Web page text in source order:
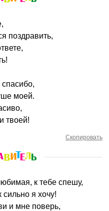
поздравить,
моей.
твоей!
Скопировать
к тебе спешу,
сильно я хочу!
и мне поверь,